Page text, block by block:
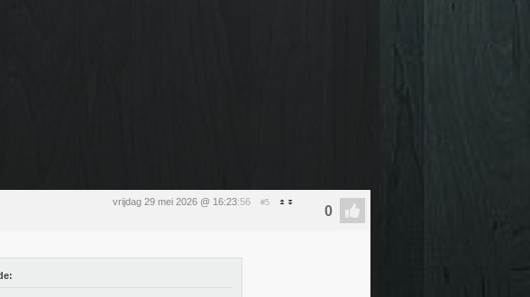
vrijdag 29 mei 2026 @ 16:23:56 #5